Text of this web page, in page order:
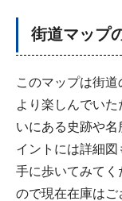
街道マップ
このマップは街道
より楽しんでい
いにある史跡や
イントには詳細
手に歩いてみてく
ので現在在庫は